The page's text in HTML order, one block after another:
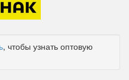
, чтобы узнать оптовую